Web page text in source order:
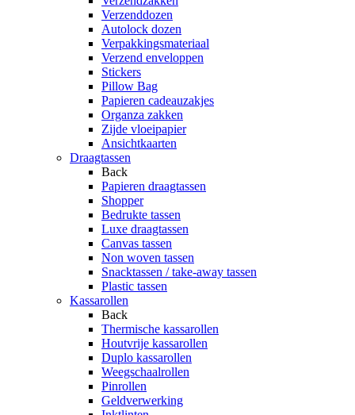
Verzenddozen
Autolock dozen
Verpakkingsmateriaal
Verzend enveloppen
Stickers
Pillow Bag
Papieren cadeauzakjes
Organza zakken
Zijde vloeipapier
Ansichtkaarten
Draagtassen
Back
Papieren draagtassen
Shopper
Bedrukte tassen
Luxe draagtassen
Canvas tassen
Non woven tassen
Snacktassen / take-away tassen
Plastic tassen
Kassarollen
Back
Thermische kassarollen
Houtvrije kassarollen
Duplo kassarollen
Weegschaalrollen
Pinrollen
Geldverwerking